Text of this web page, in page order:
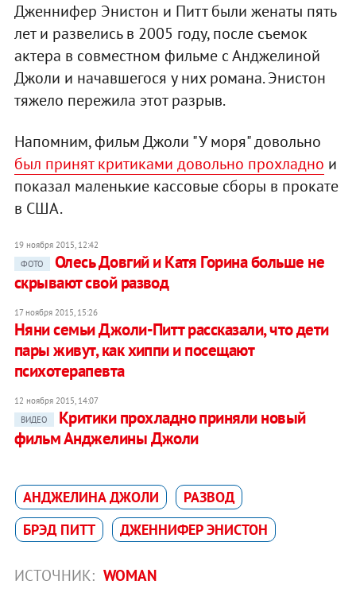
Дженнифер Энистон и Питт были женаты пять
лет и развелись в 2005 году, после съемок
актера в совместном фильме с Анджелиной
Джоли и начавшегося у них романа. Энистон
тяжело пережила этот разрыв.
Напомним, фильм Джоли "У моря" довольно
был принят критиками довольно прохладно и
показал маленькие кассовые сборы в прокате
в США.
19 ноября 2015, 12:42
ФОТО
Олесь Довгий и Катя Горина больше не
скрывают свой развод
17 ноября 2015, 15:26
Няни семьи Джоли-Питт рассказали, что дети
пары живут, как хиппи и посещают
психотерапевта
12 ноября 2015, 14:07
ВИДЕО
Критики прохладно приняли новый
фильм Анджелины Джоли
АНДЖЕЛИНА ДЖОЛИ
РАЗВОД
БРЭД ПИТТ
ДЖЕННИФЕР ЭНИСТОН
ИСТОЧНИК: WOMAN